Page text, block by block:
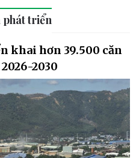
phát triển
khai hơn 39.500 căn
2030